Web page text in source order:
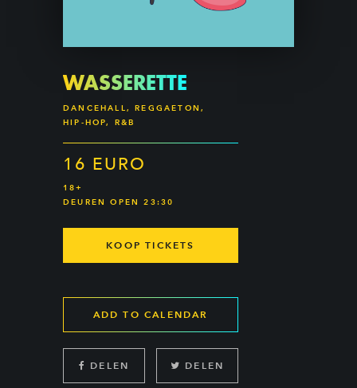
WASSERETTE
DANCEHALL, REGGAETON,
HIP-HOP, R&B
16 EURO
18+
DEUREN OPEN 23:30
KOOP TICKETS
ADD TO CALENDAR
DELEN DELEN